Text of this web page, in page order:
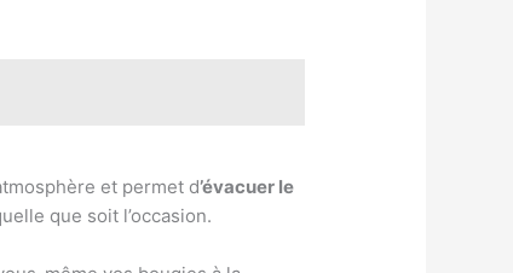
et permet d’évacuer le
que soit l’occasion.